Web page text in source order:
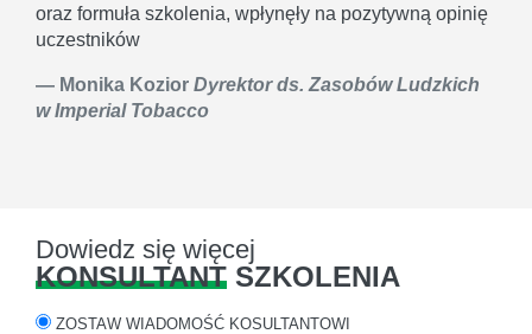
oraz formuła szkolenia, wpłynęły na pozytywną opinię
uczestników
Monika Kozior Dyrektor ds. Zasobów Ludzkich
w Imperial Tobacco
Dowiedz się więcej
KONSULTANT SZKOLENIA
ZOSTAW WIADOMOŚĆ KOSULTANTOWI